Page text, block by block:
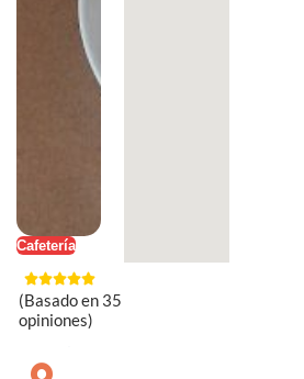
Cafetería
(Basado en 35
opiniones)